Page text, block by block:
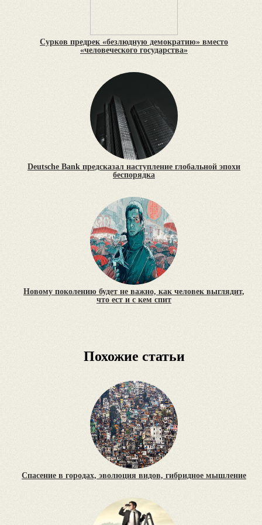
Сурков предрек «безлюдную демократию» вместо
«человеческого государства»
Deutsche Bank предсказал наступление глобальной эпохи
беспорядка
Новому поколению будет не важно, как человек выглядит,
что ест и с кем спит
Похожие статьи
Спасение в городах, эволюция видов, гибридное мышление